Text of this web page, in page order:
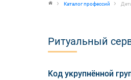
Каталог профессий
Ритуальный
Код укрупнённой